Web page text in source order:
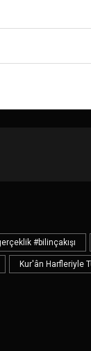
#bilinçakışı
Kur'ân Harfleriyle